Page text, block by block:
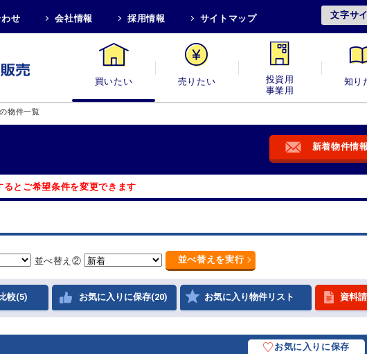
せ 会社情報 採用情報 サイトマップ 文字サ
買いたい 売りたい 投資用・事業用 知り
物件一覧
新着物件情
るとご希望条件を変更できます
並べ替え② 並べ替え を実行
較(5) お気に入りに保存(20) お気に入り物件リスト 資料
お気に入りに保存